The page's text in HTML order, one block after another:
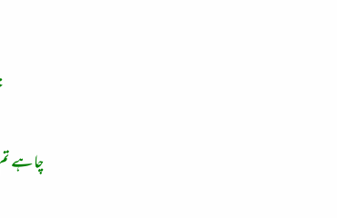
چاہے